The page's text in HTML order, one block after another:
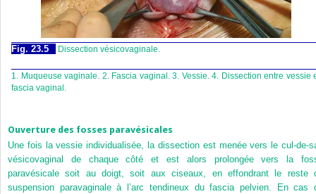
Fig. 23.5 Dissection vésicovaginale.
1. Muqueuse vaginale. 2. Fascia vaginal. 3. Vessie. 4. Dissection entre vessie
fascia vaginal.
Ouverture des fosses paravésicales
Une fois la vessie individualisée, la dissection est menée vers le cul-de-
vésicovaginal de chaque côté et est alors prolongée vers la
paravésicale soit au doigt, soit aux ciseaux, en effondrant le reste
suspension paravaginale à l’arc tendineux du fascia pelvien. En cas